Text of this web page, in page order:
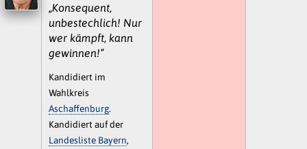
„Konsequent,
unbestechlich! Nur
wer kämpft, kann
gewinnen!“
Kandidiert im
Wahlkreis
Aschaffenburg.
Kandidiert auf der
Landesliste Bayern,